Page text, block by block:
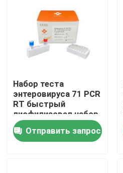
Путешествие фабрики
Свяжитесь мы
Новости
Набор теста
энтеровируса 71 PCR
RT быстрый
лиофилизовал набор
обнаружения ДНК
Отправить запрос